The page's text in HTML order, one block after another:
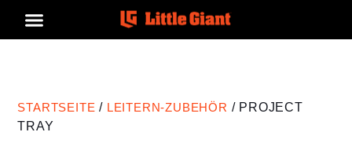
STARTSEITE / LEITERN-ZUBEHÖR / PROJECT
TRAY